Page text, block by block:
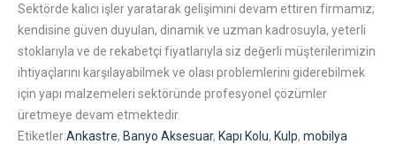
Sektörde kalıcı işler yaratarak gelişimini devam ettiren firmamız;
kendisine güven duyulan, dinamik ve uzman kadrosuyla, yeterli
stoklarıyla ve de rekabetçi fiyatlarıyla siz değerli müşterilerimizin
ihtiyaçlarını karşılayabilmek ve olası problemlerini giderebilmek
için yapı malzemeleri sektöründe profesyonel çözümler
üretmeye devam etmektedir.
Etiketler:Ankastre, Banyo Aksesuar, Kapı Kolu, Kulp, mobilya